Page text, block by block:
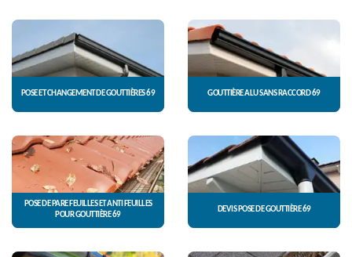
POSE ET CHANGEMENT DE GOUTTIÈRES 69 GOUTTIÈRE ALU SANS RACCORD 69
POSE DE PARE FEUILLES ET ANTI FEUILLES
POUR GOUTTIÈRE 69
DEVIS POSE DE GOUTTIÈRE 69